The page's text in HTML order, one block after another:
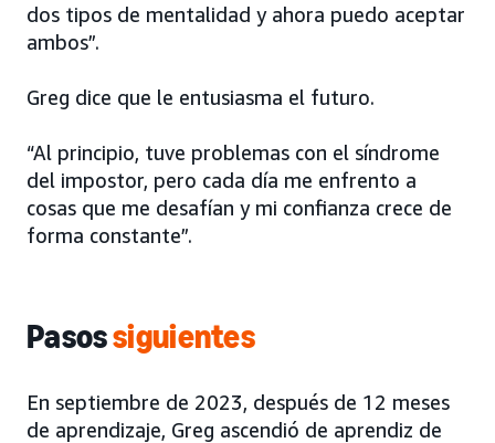
dos tipos de mentalidad y ahora puedo aceptar
ambos”.
Greg dice que le entusiasma el futuro.
“Al principio, tuve problemas con el síndrome
del impostor, pero cada día me enfrento a
cosas que me desafían y mi confianza crece de
forma constante”.
Pasossiguientes
En septiembre de 2023, después de 12 meses
de aprendizaje, Greg ascendió de aprendiz de